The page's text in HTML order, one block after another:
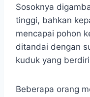
Sosoknya
tinggi, bahkan
mencapai pohon
ditandai dengan
kuduk yang
Beberapa orang